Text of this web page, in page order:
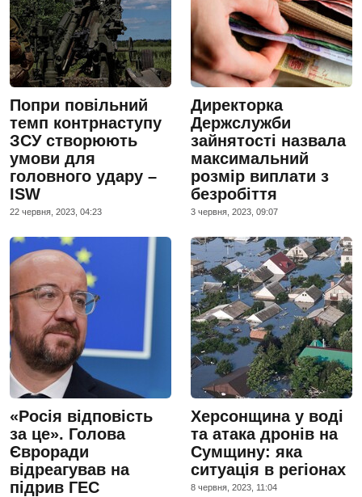
Попри повільний
темп контрнаступу
ЗСУ створюють
умови для
головного удару –
ISW
22 червня, 2023, 04:23
Директорка
Держслужби
зайнятості назвала
максимальний
розмір виплати з
безробіття
3 червня, 2023, 09:07
«Росія відповість
за це». Голова
Євроради
відреагував на
підрив ГЕС
Херсонщина у воді
та атака дронів на
Сумщину: яка
ситуація в регіонах
8 червня, 2023, 11:04